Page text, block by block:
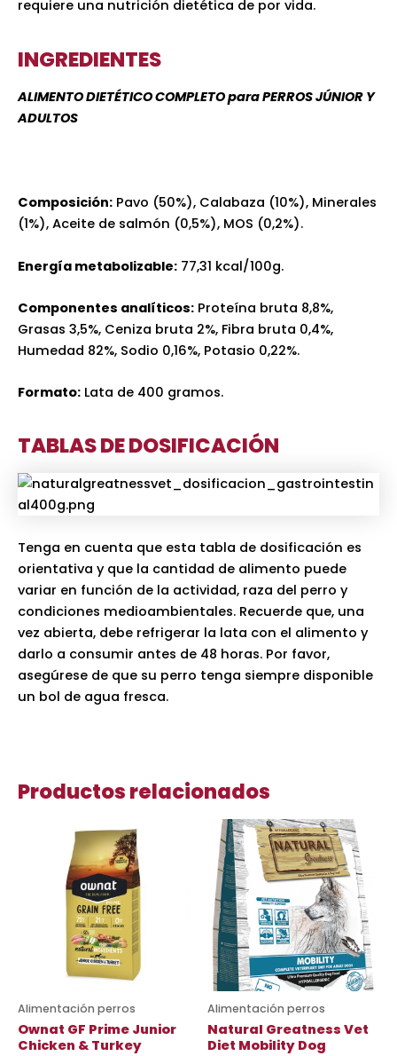
requiere una nutrición dietética de por vida.
INGREDIENTES
ALIMENTO DIETÉTICO COMPLETO para PERROS JÚNIOR Y
ADULTOS
Composición: Pavo (50%), Calabaza (10%), Minerales
(1%), Aceite de salmón (0,5%), MOS (0,2%).
Energía metabolizable: 77,31 kcal/100g.
Componentes analíticos: Proteína bruta 8,8%,
Grasas 3,5%, Ceniza bruta 2%, Fibra bruta 0,4%,
Humedad 82%, Sodio 0,16%, Potasio 0,22%.
Formato: Lata de 400 gramos.
TABLAS DE DOSIFICACIÓN
Tenga en cuenta que esta tabla de dosificación es
orientativa y que la cantidad de alimento puede
variar en función de la actividad, raza del perro y
condiciones medioambientales. Recuerde que, una
vez abierta, debe refrigerar la lata con el alimento y
darlo a consumir antes de 48 horas. Por favor,
asegúrese de que su perro tenga siempre disponible
un bol de agua fresca.
Productos relacionados
Alimentación perros
Ownat GF Prime Junior
Chicken & Turkey
Alimentación perros
Natural Greatness Vet
Diet Mobility Dog
Rango
de
precios:
desde
21,64 €
hasta
47,97 €